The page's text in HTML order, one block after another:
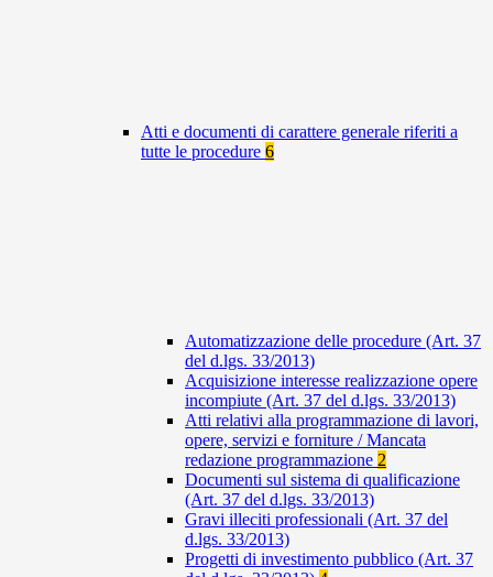
Atti e documenti di carattere generale riferiti a
tutte le procedure 6
Automatizzazione delle procedure (Art. 37
del d.lgs. 33/2013)
Acquisizione interesse realizzazione opere
incompiute (Art. 37 del d.lgs. 33/2013)
Atti relativi alla programmazione di lavori,
opere, servizi e forniture / Mancata
redazione programmazione 2
Documenti sul sistema di qualificazione
(Art. 37 del d.lgs. 33/2013)
Gravi illeciti professionali (Art. 37 del
d.lgs. 33/2013)
Progetti di investimento pubblico (Art. 37